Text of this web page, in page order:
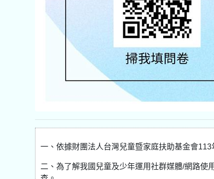
一、依據財團法人台灣兒童暨家庭扶助基金會
二、為了解我國兒童及少年運用社群媒體/網路使